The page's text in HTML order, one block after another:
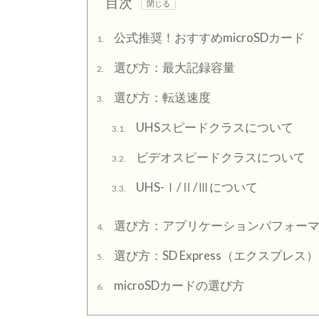
1. 公式推奨！おすすめmicroSDカード
2. 選び方：最大記録容量
3. 選び方：転送速度
3.1. UHSスピードクラスについて
3.2. ビデオスピードクラスについて
3.3. UHS-Ⅰ/Ⅱ/Ⅲについて
4. 選び方：アプリケーションパフォー
5. 選び方：SD Express（エクスプレス）
6. microSDカードの選び方